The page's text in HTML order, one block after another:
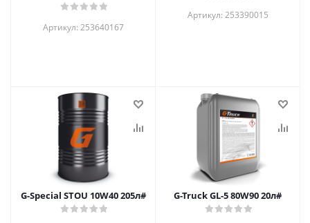
Артикул: 253640167
Артикул: 253390015
G-Special STOU 10W40 205л# G-Truck GL-5 80W90 20л#